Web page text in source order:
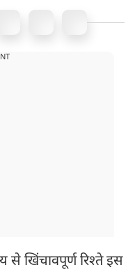
खिंचावपूर्ण रिश्ते इस